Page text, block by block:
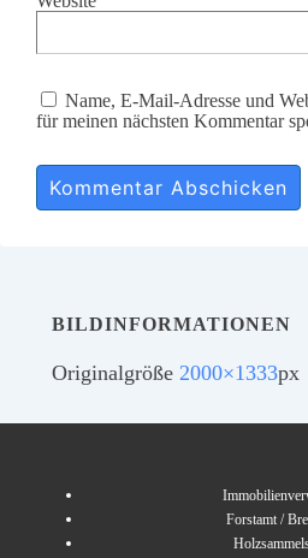
Name, E-Mail-Adresse und
für meinen nächsten Kommentar
BILDINFORMATIONEN
Originalgröße 2000×1333px
Forstamt /